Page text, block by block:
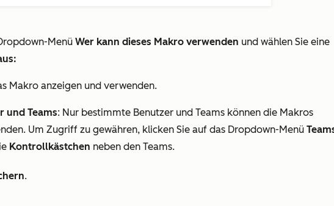
Menü Wer kann dieses Makro verwenden und wählen Sie eine
Makro anzeigen und verwenden.
und Teams: Nur bestimmte Benutzer und Teams können die Makros
Um Zugriff zu gewähren, klicken Sie auf das Dropdown-Menü
Kontrollkästchen neben den Teams.
.